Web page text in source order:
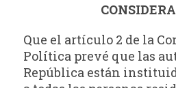
Que el artículo 2 de la
Política prevé que las
República están